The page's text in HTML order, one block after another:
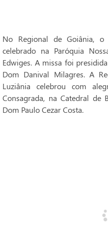
No Regional de Goiânia,
celebrado na Paróquia
Edwiges. A missa foi
Dom Danival Milagres. A
Luziânia celebrou com
Consagrada, na Catedral de
Dom Paulo Cezar Costa.